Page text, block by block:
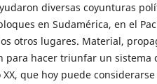
diversas coyunturas
en Sudamérica, en el
otros lugares. Material,
para hacer triunfar un sistema
que hoy puede